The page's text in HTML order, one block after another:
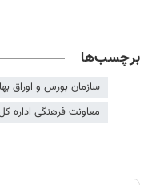
برچسب‌ها
سازمان بورس و اوراق
معاونت فرهنگی اداره